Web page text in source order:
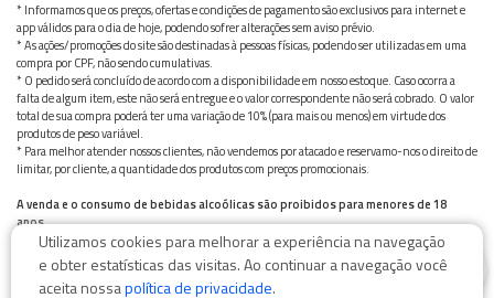
* Informamos que os preços, ofertas e condições de pagamento são exclusivos para internet e
app válidos para o dia de hoje, podendo sofrer alterações sem aviso prévio.
* As ações/promoções do site são destinadas à pessoas físicas, podendo ser utilizadas em uma
compra por CPF, não sendo cumulativas.
* O pedido será concluído de acordo com a disponibilidade em nosso estoque. Caso ocorra a
falta de algum item, este não será entregue e o valor correspondente não será cobrado. O valor
total de sua compra poderá ter uma variação de 10% (para mais ou menos) em virtude dos
produtos de peso variável.
* Para melhor atender nossos clientes, não vendemos por atacado e reservamo-nos o direito de
limitar, por cliente, a quantidade dos produtos com preços promocionais.
A venda e o consumo de bebidas alcoólicas são proibidos para menores de 18
anos.
Bebida alcoólica pode causar dependência química e, em excesso, provoca graves males à saúde.
Beba com moderação
Utilizamos cookies para melhorar a experiência na navegação
e obter estatísticas das visitas. Ao continuar a navegação você
aceita nossapolítica de privacidade.